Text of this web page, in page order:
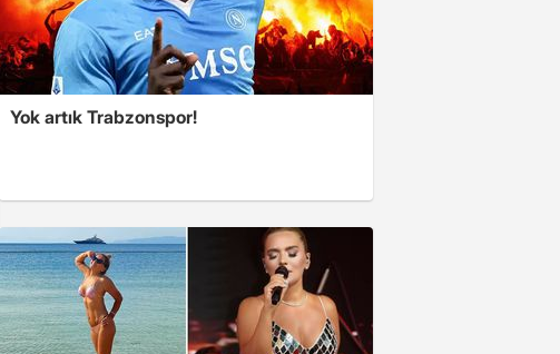
Yok artık Trabzonspor!